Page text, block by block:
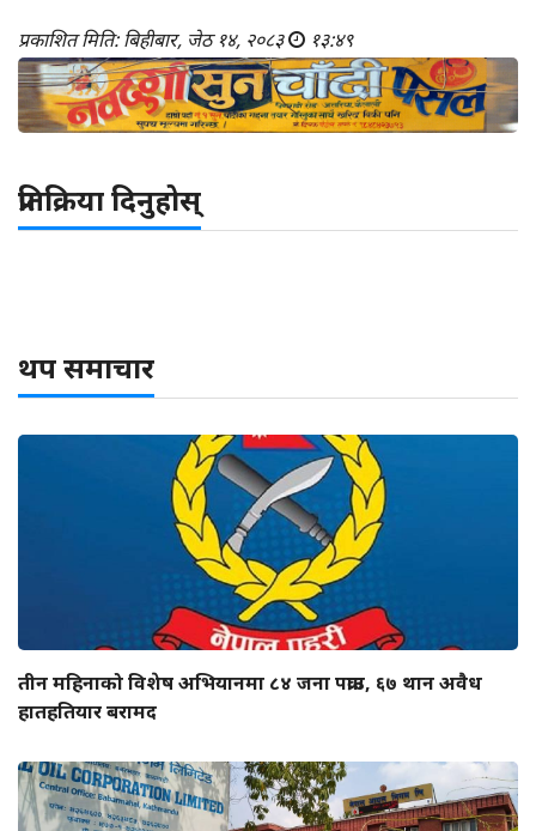
प्रकाशित मिति: बिहीबार, जेठ १४, २०८३ १३:४९
प्रतिक्रिया दिनुहोस्
थप समाचार
तीन महिनाको विशेष अभियानमा ८४ जना पक्राउ, ६७ थान अवैध
हातहतियार बरामद